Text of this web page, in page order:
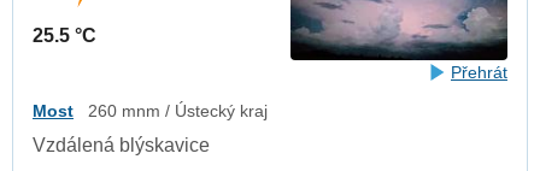
25.5 °C
Přehrát
Most 260 mnm / Ústecký kraj
Vzdálená blýskavice